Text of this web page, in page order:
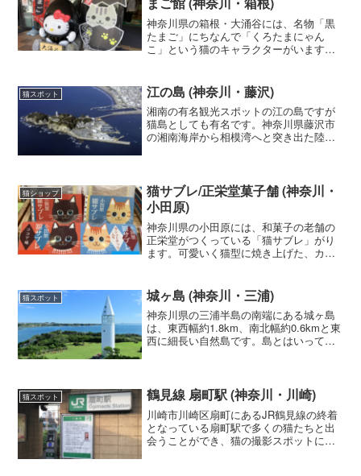
神奈川県の箱根・大涌谷には、名物「黒
たまご」にちなんで「くろたまにゃん
こ」という猫のキャラクターがいます。
猫スポット 江の島 (神奈川・藤沢)
湘南の有名観光スポットの江の島ですが
猫島としても有名です。神奈川県藤沢市
の湘南海岸から相模湾へと突き出た陸繋
数が増えましたが、現...
猫ショップ
猫サブレ/正栄堂菓子舗 (神奈川・
小田原)
神奈川県の小田原には、和菓子の老舗の
正栄堂がつくっている「猫サブレ」がり
ます。可愛いく猫型に焼き上げた、カシ
類がります。
猫スポット 城ヶ島 (神奈川・三浦)
神奈川県の三浦半島の南端にある城ヶ島
は、東西幅約1.8km、南北幅約0.6kmと東
西に細長い自然島です。島とはいっても
し、そこから京...
猫スポット 鶴見線 扇町駅 (神奈川・川崎)
川崎市川崎区扇町にあるJR鶴見線の終着
となっている扇町駅で多くの猫たちと出
会うことができ、猫の撮影スポットにな